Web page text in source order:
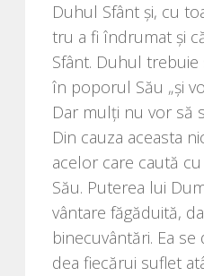
Duhul Sfânt și, cu
tru a fi îndru­mat și
Sfânt. Duhul
în popo­rul Său „și
Dar mulți nu vor să
Din cau­za aceas­ta
ace­lor care cau­tă
Său. Puterea lui
vân­ta­re făgă­du­i­tă,
bine­cu­vân­tări. Ea
dea fie­că­rui suflet